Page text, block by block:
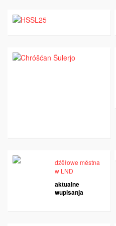
dźěłowe městna
w LND
aktualne
wupisanja